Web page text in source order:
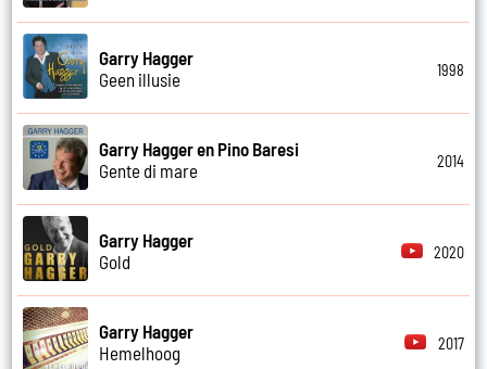
Garry Hagger
Geen illusie
1998
Garry Hagger en Pino Baresi
Gente di mare
2014
Garry Hagger
Gold
2020
Garry Hagger
Hemelhoog
2017